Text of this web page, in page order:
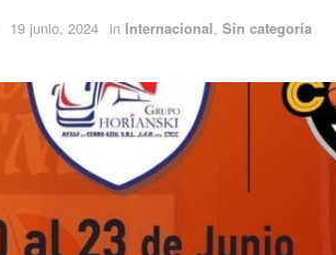
19 junio, 2024 in Internacional, Sin categoría